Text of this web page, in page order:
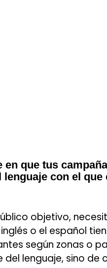
en que tus
con el
objetivo,
o el español
según zonas o
lenguaje, sino de